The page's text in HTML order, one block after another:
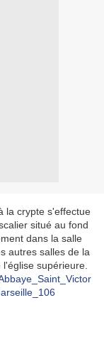
la crypte s'effectue
situé au fond
dans la salle
autres salles de la
supérieure.